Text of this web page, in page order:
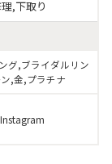
,下取り
グ,ブライダルリン
,金,プラチナ
Instagram